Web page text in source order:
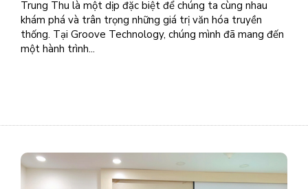
Trung Thu là một dịp đặc biệt để chúng ta cùng nhau
khám phá và trân trọng những giá trị văn hóa truyền
thống. Tại Groove Technology, chúng mình đã mang đến
một hành trình...